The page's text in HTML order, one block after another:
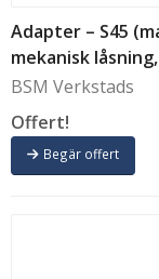
Adapter – S45
mekanisk
BSM Verkstads
Offert!
Begär offert